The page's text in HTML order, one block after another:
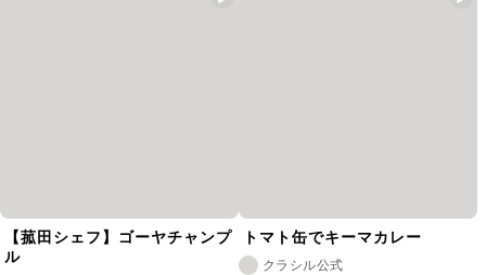
【菰田シェフ】ゴーヤチャンプ
ル
トマト缶でキーマカレー
クラシル公式